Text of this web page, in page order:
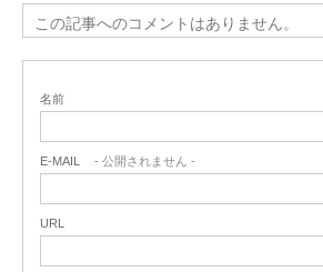
この記事へのコメントはありません。
名前
E-MAIL - 公開されません -
URL